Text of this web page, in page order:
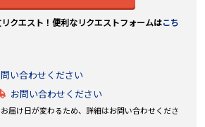
クエスト！便利なリクエストフォームはこち
い合わせください
お問い合わせください
届け日が変わるため、詳細はお問い合わせくださ